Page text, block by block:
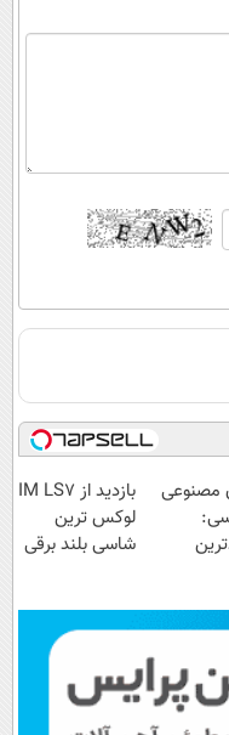
مصنوعی
قسطی
بازدید از IM LS7
لوکس ترین
شاسی بلند برقی